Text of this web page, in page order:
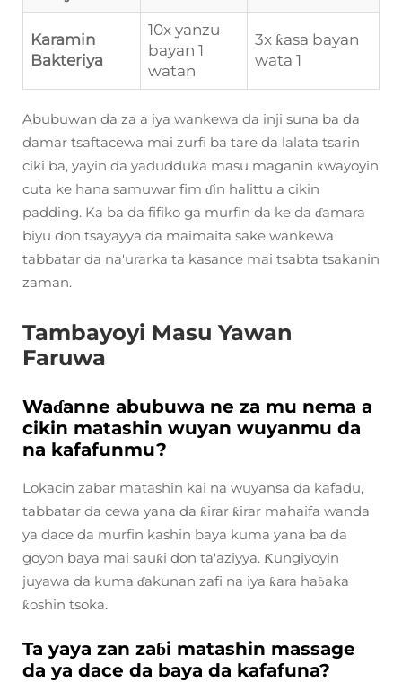
Karamin
Bakteriya
10x yanzu
bayan 1
watan
3x ƙasa bayan
wata 1
Abubuwan da za a iya wankewa da inji suna ba da
damar tsaftacewa mai zurfi ba tare da lalata tsarin
ciki ba, yayin da yadudduka masu maganin ƙwayoyin
cuta ke hana samuwar fim ɗin halittu a cikin
padding. Ka ba da fifiko ga murfin da ke da ɗamara
biyu don tsayayya da maimaita sake wankewa
tabbatar da na'urarka ta kasance mai tsabta tsakanin
zaman.
Tambayoyi Masu Yawan
Faruwa
Waɗanne abubuwa ne za mu nema a
cikin matashin wuyan wuyanmu da
na kafafunmu?
Lokacin zabar matashin kai na wuyansa da kafadu,
tabbatar da cewa yana da ƙirar ƙirar mahaifa wanda
ya dace da murfin kashin baya kuma yana ba da
goyon baya mai sauƙi don ta'aziyya. Ƙungiyoyin
juyawa da kuma ɗakunan zafi na iya ƙara haɓaka
ƙoshin tsoka.
Ta yaya zan zaɓi matashin massage
da ya dace da baya da kafafuna?